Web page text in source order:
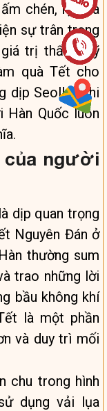
chén, lọ hoa
sự trân trọng
trị thẩm mỹ
quà Tết cho
dịp Seollal, khi
Hàn Quốc luôn
của người
dịp quan trọng
Nguyên Đán ở
thường sum
trao những lời
bầu không khí
là một phần
và duy trì mối
chu trong hình
dụng vải lụa